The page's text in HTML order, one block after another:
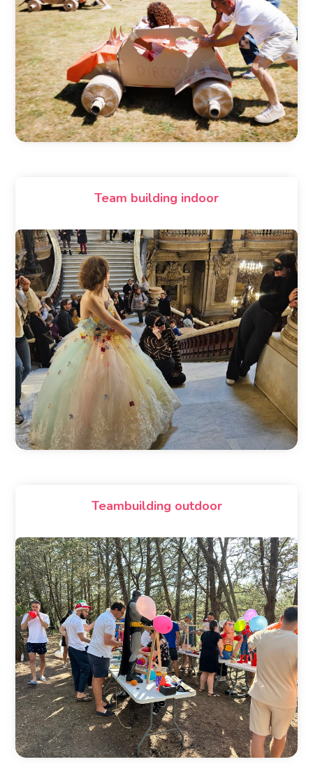
Team building indoor
Teambuilding outdoor